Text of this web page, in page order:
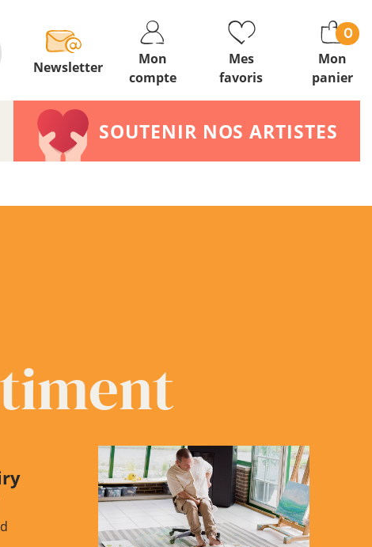
Newsletter
Mon
compte
Mes
favoris
Mon
panier
0
SOUTENIR NOS ARTISTES